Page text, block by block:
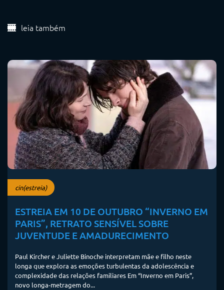
leia também
cin(estreia)
ESTREIA EM 10 DE OUTUBRO “INVERNO EM
PARIS”, RETRATO SENSÍVEL SOBRE
JUVENTUDE E AMADURECIMENTO
Paul Kircher e Juliette Binoche interpretam mãe e filho neste
longa que explora as emoções turbulentas da adolescência e
complexidade das relações familiares Em “Inverno em Paris”,
novo longa-metragem do...